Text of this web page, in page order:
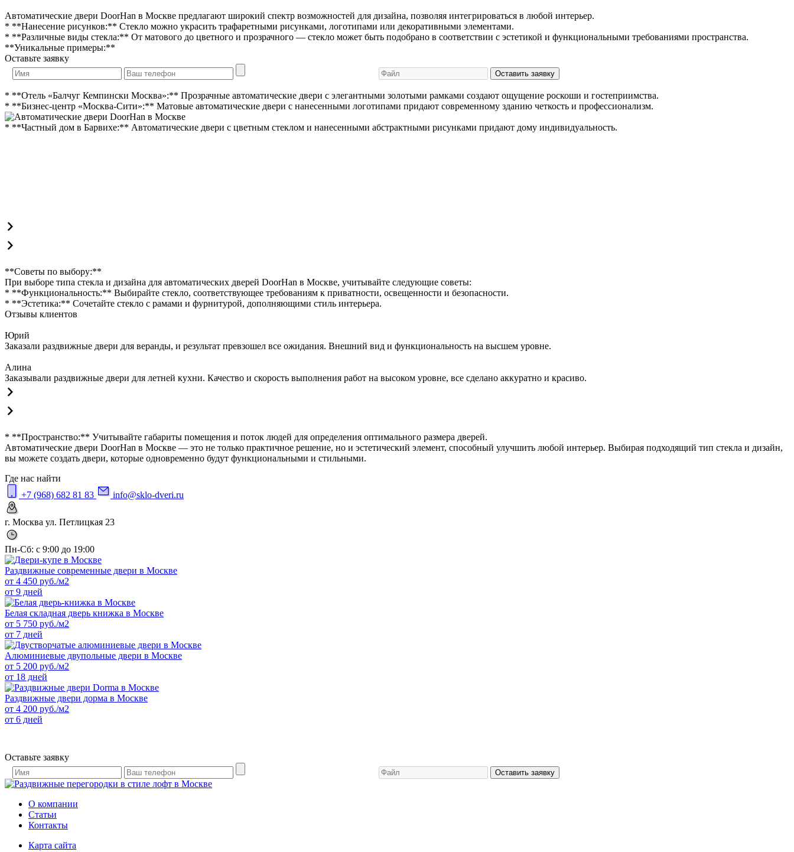
Автоматические двери DoorHan в Москве предлагают широкий спектр возможностей для дизайна, позволяя интегрироваться в любой интерьер.
* **Нанесение рисунков:** Стекло можно украсить трафаретными рисунками, логотипами или декоративными элементами.
* **Различные виды стекла:** От матового до цветного и прозрачного — стекло может быть подобрано в соответствии с эстетикой и функциональными требованиями пространства.
**Уникальные примеры:**
Оставьте заявку
Оставить заявку
* **Отель «Балчуг Кемпински Москва»:** Прозрачные автоматические двери с элегантными золотыми рамками создают ощущение роскоши и гостеприимства.
* **Бизнес-центр «Москва-Сити»:** Матовые автоматические двери с нанесенными логотипами придают современному зданию четкость и профессионализм.
* **Частный дом в Барвихе:** Автоматические двери с цветным стеклом и нанесенными абстрактными рисунками придают дому индивидуальность.
**Советы по выбору:**
При выборе типа стекла и дизайна для автоматических дверей DoorHan в Москве, учитывайте следующие советы:
* **Функциональность:** Выбирайте стекло, соответствующее требованиям к приватности, освещенности и безопасности.
* **Эстетика:** Сочетайте стекло с рамами и фурнитурой, дополняющими стиль интерьера.
Отзывы клиентов
Юрий
Заказали раздвижные двери для веранды, и результат превзошел все ожидания. Внешний вид и функциональность на высшем уровне.
Алина
Заказывали раздвижные двери для летней кухни. Качество и скорость выполнения работ на высоком уровне, все сделано аккуратно и красиво.
* **Пространство:** Учитывайте габариты помещения и поток людей для определения оптимального размера дверей.
Автоматические двери DoorHan в Москве — это не только практичное решение, но и эстетический элемент, способный улучшить любой интерьер. Выбирая подходящий тип стекла и дизайн,
вы можете создать двери, которые одновременно будут функциональными и стильными.
Где нас найти
+7 (968) 682 81 83
info@sklo-dveri.ru
г. Москва ул. Петлицкая 23
Пн-Сб: с 9:00 до 19:00
Раздвижные современные двери в Москве
от 4 450 руб./м2
от 9 дней
Белая складная дверь книжка в Москве
от 5 750 руб./м2
от 7 дней
Алюминиевые двупольные двери в Москве
от 5 200 руб./м2
от 18 дней
Раздвижные двери дорма в Москве
от 4 200 руб./м2
от 6 дней
Оставьте заявку
Оставить заявку
О компании
Статьи
Контакты
Карта сайта